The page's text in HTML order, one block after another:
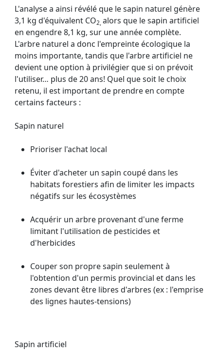
L'analyse a ainsi révélé que le sapin naturel génère
3,1 kg d'équivalent CO2,alors que le sapin artificiel
en engendre 8,1 kg, sur une année complète.
L'arbre naturel a donc l'empreinte écologique la
moins importante, tandis que l'arbre artificiel ne
devient une option à privilégier que si on prévoit
l'utiliser… plus de 20 ans! Quel que soit le choix
retenu, il est important de prendre en compte
certains facteurs :
Sapin naturel
Prioriser l'achat local
Éviter d'acheter un sapin coupé dans les
habitats forestiers afin de limiter les impacts
négatifs sur les écosystèmes
Acquérir un arbre provenant d'une ferme
limitant l'utilisation de pesticides et
d'herbicides
Couper son propre sapin seulement à
l'obtention d'un permis provincial et dans les
zones devant être libres d'arbres (ex : l'emprise
des lignes hautes-tensions)
Sapin artificiel